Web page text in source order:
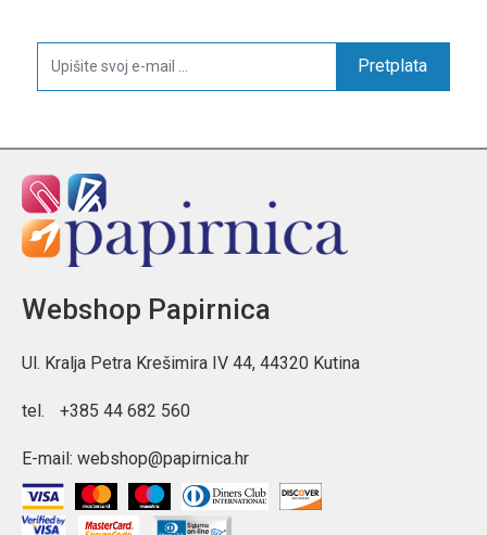
Pretplata
Webshop Papirnica
Ul. Kralja Petra Krešimira IV 44, 44320 Kutina
tel. +385 44 682 560
E-mail: webshop@papirnica.hr